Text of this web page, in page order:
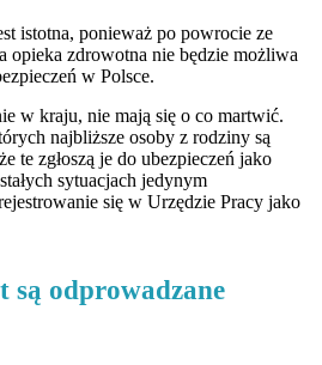
istotna, ponieważ po powrocie ze
opieka zdrowotna nie będzie możliwa
w Polsce.
w kraju, nie mają się o co martwić.
najbliższe osoby z rodziny są
te zgłoszą je do ubezpieczeń jako
sytuacjach jedynym
się w Urzędzie Pracy jako
są odprowadzane